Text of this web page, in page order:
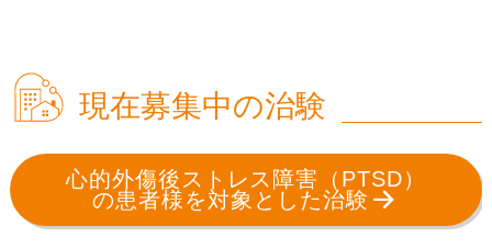
現在募集中の治験
心的外傷後ストレス障害（PTSD）
の患者様を対象とした治験